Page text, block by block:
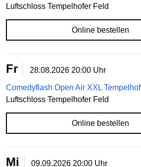
Luftschloss Tempelhofer Feld
Online bestellen
Fr 28.08.2026 20:00 Uhr
Comedyflash Open Air XXL Tempelhof
Luftschloss Tempelhofer Feld
Online bestellen
Mi 09.09.2026 20:00 Uhr